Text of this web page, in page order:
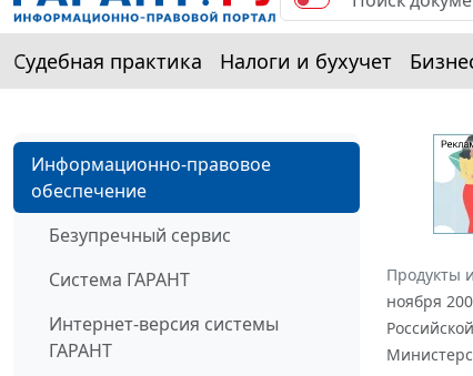
Судебная практика Налоги и бухучет
Информационно-правовое
обеспечение
Безупречный сервис
Система ГАРАНТ
Интернет-версия системы
ГАРАНТ
Продукты
ноября